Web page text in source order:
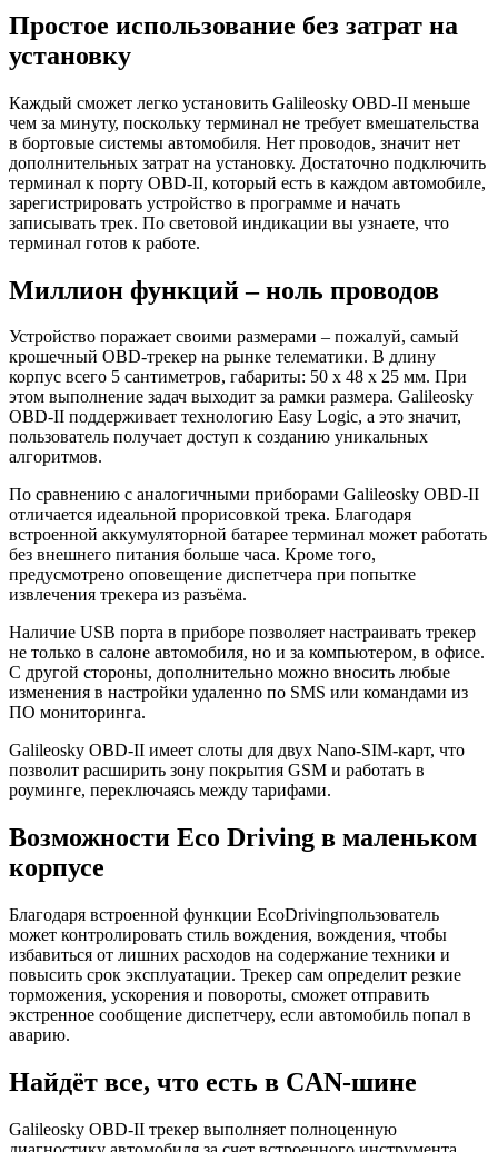
Простое использование без затрат на
установку
Каждый сможет легко установить Galileosky OBD-II меньше
чем за минуту, поскольку терминал не требует вмешательства
в бортовые системы автомобиля. Нет проводов, значит нет
дополнительных затрат на установку. Достаточно подключить
терминал к порту OBD-II, который есть в каждом автомобиле,
зарегистрировать устройство в программе и начать
записывать трек. По световой индикации вы узнаете, что
терминал готов к работе.
Миллион функций – ноль проводов
Устройство поражает своими размерами – пожалуй, самый
крошечный OBD-трекер на рынке телематики. В длину
корпус всего 5 сантиметров, габариты: 50 х 48 х 25 мм. При
этом выполнение задач выходит за рамки размера. Galileosky
OBD-II поддерживает технологию Easy Logic, а это значит,
пользователь получает доступ к созданию уникальных
алгоритмов.
По сравнению с аналогичными приборами Galileosky OBD-II
отличается идеальной прорисовкой трека. Благодаря
встроенной аккумуляторной батарее терминал может работать
без внешнего питания больше часа. Кроме того,
предусмотрено оповещение диспетчера при попытке
извлечения трекера из разъёма.
Наличие USB порта в приборе позволяет настраивать трекер
не только в салоне автомобиля, но и за компьютером, в офисе.
С другой стороны, дополнительно можно вносить любые
изменения в настройки удаленно по SMS или командами из
ПО мониторинга.
Galileosky OBD-II имеет слоты для двух Nano-SIM-карт, что
позволит расширить зону покрытия GSM и работать в
роуминге, переключаясь между тарифами.
Возможности Eco Driving в маленьком
корпусе
Благодаря встроенной функции EcoDrivingпользователь
может контролировать стиль вождения, вождения, чтобы
избавиться от лишних расходов на содержание техники и
повысить срок эксплуатации. Трекер сам определит резкие
торможения, ускорения и повороты, сможет отправить
экстренное сообщение диспетчеру, если автомобиль попал в
аварию.
Найдёт все, что есть в CAN-шине
Galileosky OBD-II трекер выполняет полноценную